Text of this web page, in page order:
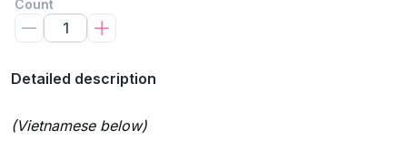
Count
Detailed description
(Vietnamese below)